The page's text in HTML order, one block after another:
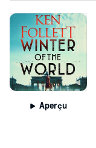
Aperçu